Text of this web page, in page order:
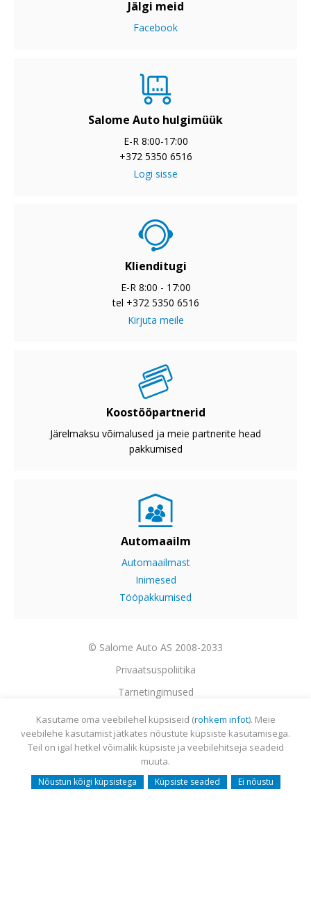
Jälgi meid
Facebook
Salome Auto hulgimüük
E-R 8:00-17:00
+372 5350 6516
Logi sisse
Klienditugi
E-R 8:00 - 17:00
tel +372 5350 6516
Kirjuta meile
Koostööpartnerid
Järelmaksu võimalused ja meie partnerite head
pakkumised
Automaailm
Automaailmast
Inimesed
Tööpakkumised
© Salome Auto AS 2008-2033
Privaatsuspoliitika
Tarnetingimused
Garantii
Utiliseerimine
Sisukaart
Webmail
Kasutame oma veebilehel küpsiseid (rohkem infot). Meie
veebilehe kasutamist jätkates nõustute küpsiste kasutamisega.
Teil on igal hetkel võimalik küpsiste ja veebilehitseja seadeid
muuta.
Nõustun kõigi küpsistega Küpsiste seaded Ei nõustu